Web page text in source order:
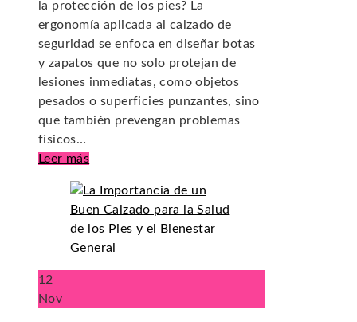
la protección de los pies? La
ergonomía aplicada al calzado de
seguridad se enfoca en diseñar botas
y zapatos que no solo protejan de
lesiones inmediatas, como objetos
pesados o superficies punzantes, sino
que también prevengan problemas
físicos…
Leer más
12
Nov